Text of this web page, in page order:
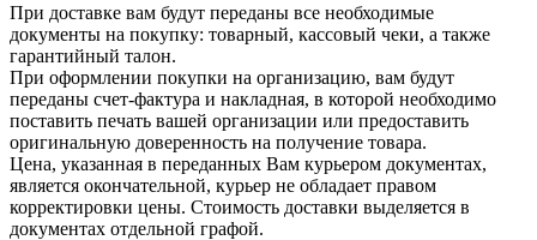
При доставке вам будут переданы все необходимые
документы на покупку: товарный, кассовый чеки, а также
гарантийный талон.
При оформлении покупки на организацию, вам будут
переданы счет-фактура и накладная, в которой необходимо
поставить печать вашей организации или предоставить
оригинальную доверенность на получение товара.
Цена, указанная в переданных Вам курьером документах,
является окончательной, курьер не обладает правом
корректировки цены. Стоимость доставки выделяется в
документах отдельной графой.